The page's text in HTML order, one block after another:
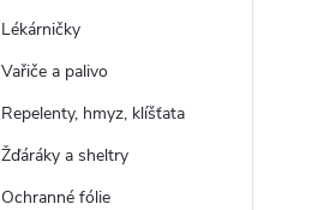
Lékárničky
Vařiče a palivo
Repelenty, hmyz, klíšťata
Žďáráky a sheltry
Ochranné fólie